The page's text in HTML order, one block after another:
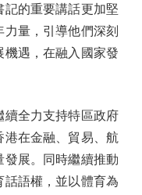
的重要講話更加堅
量，引導他們深刻
遇，在融入國家發
全力支持特區政府
在金融、貿易、航
展。同時繼續推動
語權，並以體育為